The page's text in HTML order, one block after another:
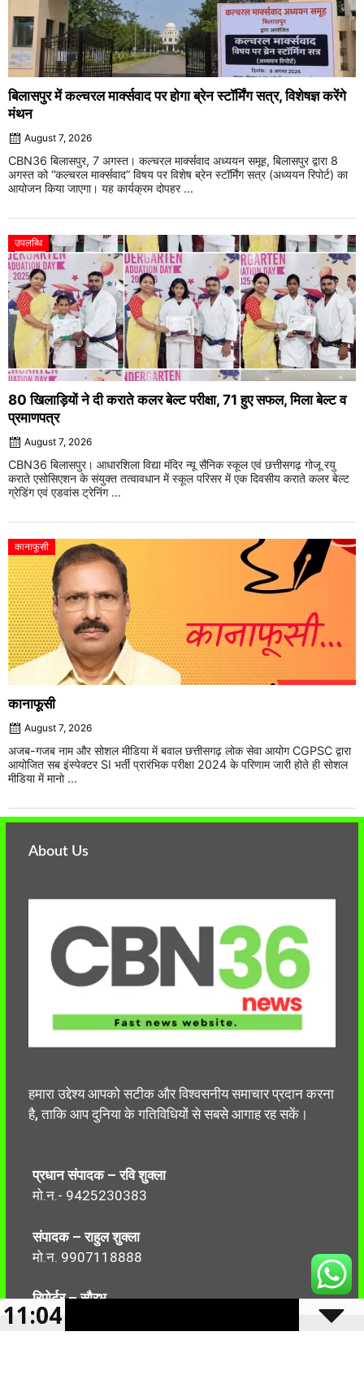
बिलासपुर में कल्चरल मार्क्सवाद पर होगा ब्रेन स्टॉर्मिंग सत्र, विशेषज्ञ करेंगे
मंथन
August 7, 2026
CBN36 बिलासपुर, 7 अगस्त। कल्चरल मार्क्सवाद अध्ययन समूह, बिलासपुर द्वारा 8
अगस्त को “कल्चरल मार्क्सवाद” विषय पर विशेष ब्रेन स्टॉर्मिंग सत्र (अध्ययन रिपोर्ट) का
आयोजन किया जाएगा। यह कार्यक्रम दोपहर ...
उपलब्धि
80 खिलाड़ियों ने दी कराते कलर बेल्ट परीक्षा, 71 हुए सफल, मिला बेल्ट व
प्रमाणपत्र
August 7, 2026
CBN36 बिलासपुर। आधारशिला विद्या मंदिर न्यू सैनिक स्कूल एवं छत्तीसगढ़ गोजू रयु
कराते एसोसिएशन के संयुक्त तत्वावधान में स्कूल परिसर में एक दिवसीय कराते कलर बेल्ट
ग्रेडिंग एवं एडवांस ट्रेनिंग ...
कानाफूसी
कानाफूसी
August 7, 2026
अजब-गजब नाम और सोशल मीडिया में बवाल छत्तीसगढ़ लोक सेवा आयोग CGPSC द्वारा
आयोजित सब इंस्पेक्टर SI भर्ती प्रारंभिक परीक्षा 2024 के परिणाम जारी होते ही सोशल
मीडिया में मानो ...
About Us
हमारा उद्देश्य आपको सटीक और विश्वसनीय समाचार प्रदान करना
है, ताकि आप दुनिया के गतिविधियों से सबसे आगाह रह सकें।
प्रधान संपादक – रवि शुक्ला
मो.न.- 9425230383
संपादक – राहुल शुक्ला
मो.न. 9907118888
रिपोर्टर – सौरभ
मो.न.-7499999906
11:04